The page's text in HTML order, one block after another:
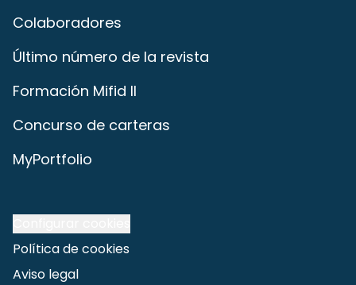
Colaboradores
Último número de la revista
Formación Mifid II
Concurso de carteras
MyPortfolio
Política de cookies
Aviso legal